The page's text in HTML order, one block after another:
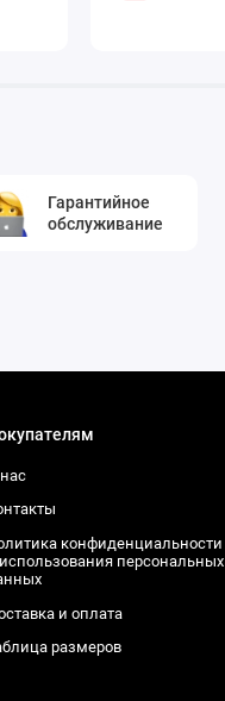
Гарантийное
обслуживание
конфиденциальности
персональных
и оплата
размеров